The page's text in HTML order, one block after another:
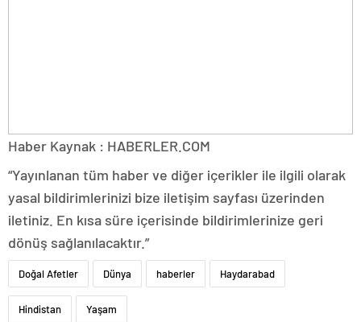
Haber Kaynak : HABERLER.COM
“Yayınlanan tüm haber ve diğer içerikler ile ilgili olarak
yasal bildirimlerinizi bize iletişim sayfası üzerinden
iletiniz. En kısa süre içerisinde bildirimlerinize geri
dönüş sağlanılacaktır.”
Doğal Afetler Dünya haberler Haydarabad
Hindistan Yaşam